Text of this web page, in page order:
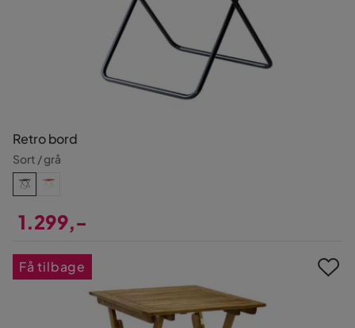
Retro bord
Sort / grå
1.299,-
Få tilbage